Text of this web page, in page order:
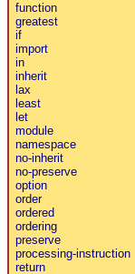
function
greatest
if
import
in
inherit
lax
least
let
module
namespace
no-inherit
no-preserve
option
order
ordered
ordering
preserve
processing-instruction
return